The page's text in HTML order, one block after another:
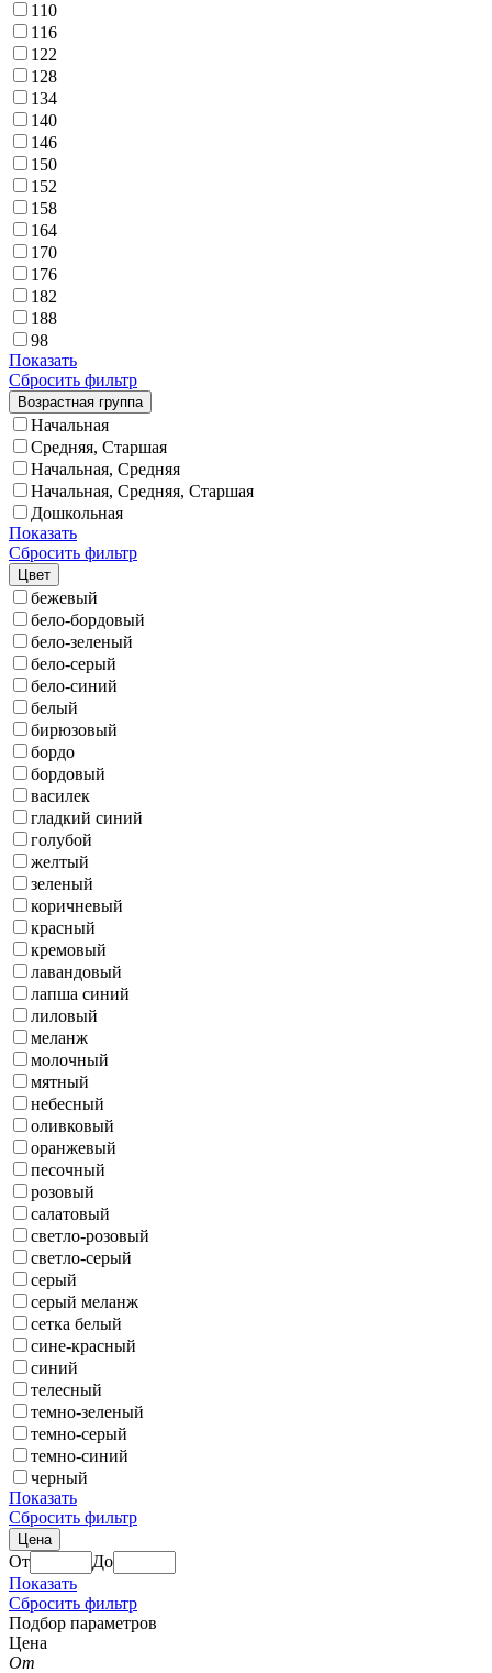
110
116
122
128
134
140
146
150
152
158
164
170
176
182
188
98
Показать
Сбросить фильтр
Возрастная группа
Начальная
Средняя, Старшая
Начальная, Средняя
Начальная, Средняя, Старшая
Дошкольная
Показать
Сбросить фильтр
Цвет
бежевый
бело-бордовый
бело-зеленый
бело-серый
бело-синий
белый
бирюзовый
бордо
бордовый
василек
гладкий синий
голубой
желтый
зеленый
коричневый
красный
кремовый
лавандовый
лапша синий
лиловый
меланж
молочный
мятный
небесный
оливковый
оранжевый
песочный
розовый
салатовый
светло-розовый
светло-серый
серый
серый меланж
сетка белый
сине-красный
синий
телесный
темно-зеленый
темно-серый
темно-синий
черный
Показать
Сбросить фильтр
Цена
От
До
Показать
Сбросить фильтр
Подбор параметров
Цена
От